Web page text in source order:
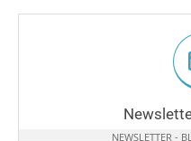
NEWSLETTER -